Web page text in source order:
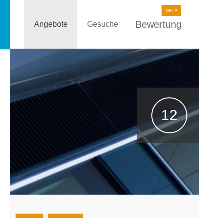
Angebote Gesuche Bewertung
12